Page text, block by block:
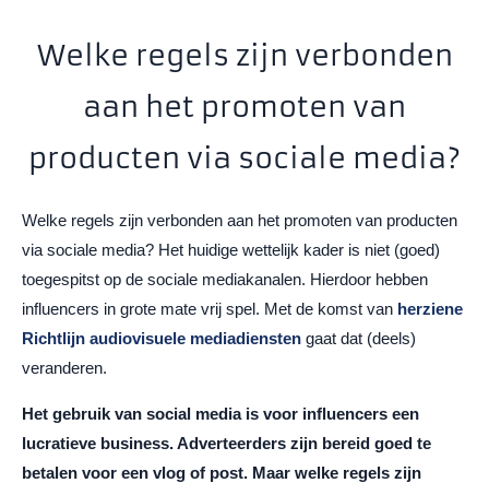
Welke regels zijn verbonden
aan het promoten van
producten via sociale media?
Welke regels zijn verbonden aan het promoten van producten
via sociale media? Het huidige wettelijk kader is niet (goed)
toegespitst op de sociale mediakanalen. Hierdoor hebben
influencers in grote mate vrij spel. Met de komst van herziene
Richtlijn audiovisuele mediadiensten gaat dat (deels)
veranderen.
Het gebruik van social media is voor influencers een
lucratieve business. Adverteerders zijn bereid goed te
betalen voor een vlog of post. Maar welke regels zijn